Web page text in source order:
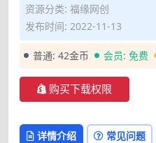
资源分类: 福缘网创
发布时间: 2022-11-13
普通: 42金币 会员: 免费
购买下载权限
详情介绍 常见问题